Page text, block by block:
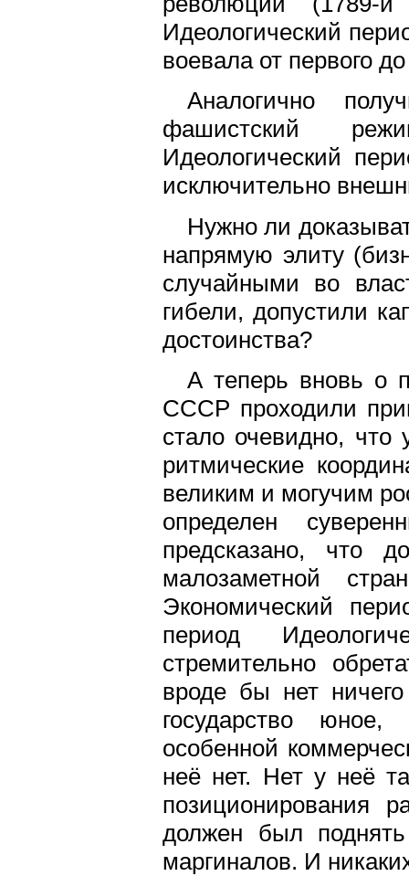
Идеологический
воевала от первого
Аналогично
фашистский
Идеологический
исключительно
Нужно ли
напрямую элиту
случайными во
гибели, допустили
достоинства?
А теперь вновь о
СССР проходили
стало очевидно,
ритмические
великим и могучим
определен
предсказано, что
малозаметной
Экономический
период
стремительно
вроде бы нет
государство юное,
особенной
неё нет. Нет у неё
позиционирования
должен был
маргиналов. И